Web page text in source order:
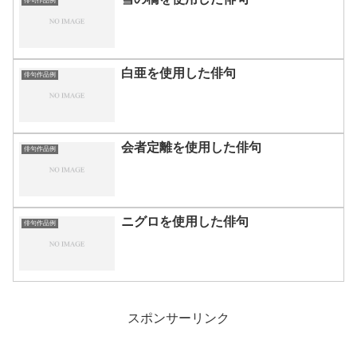
俳句作品例 白亜を使用した俳句
俳句作品例 会者定離を使用した俳句
俳句作品例 ニグロを使用した俳句
スポンサーリンク